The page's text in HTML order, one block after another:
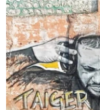
la
búsqueda
ARTE Y ENTRETENIMIENTO
OPINIÓN GRÁFICA
AUDIOVISUALES MARTÍ
RADIO MARTÍ
ESPECIALES
ESPECIALES
MULTIMEDIA